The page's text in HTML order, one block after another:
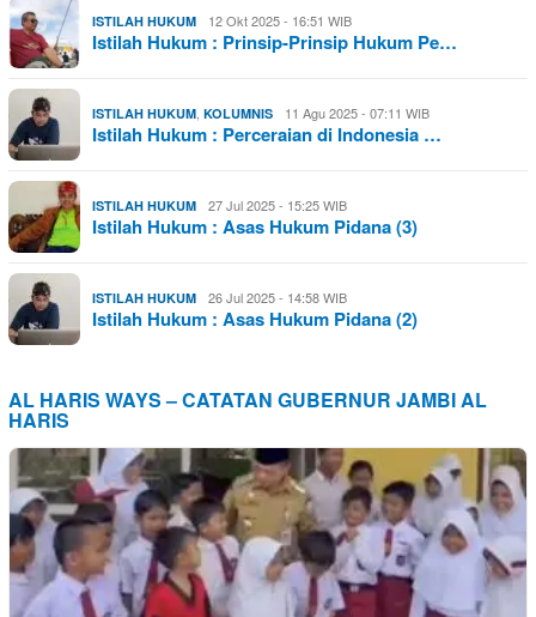
ISTILAH HUKUM 12 Okt 2025 - 16:51 WIB
Istilah Hukum : Prinsip-Prinsip Hukum Pe…
ISTILAH HUKUM KOLUMNIS 11 Agu 2025 - 07:11 WIB
Istilah Hukum : Perceraian di Indonesia …
ISTILAH HUKUM 27 Jul 2025 - 15:25 WIB
Istilah Hukum : Asas Hukum Pidana (3)
ISTILAH HUKUM 26 Jul 2025 - 14:58 WIB
Istilah Hukum : Asas Hukum Pidana (2)
AL HARIS WAYS – CATATAN GUBERNUR JAMBI AL
HARIS